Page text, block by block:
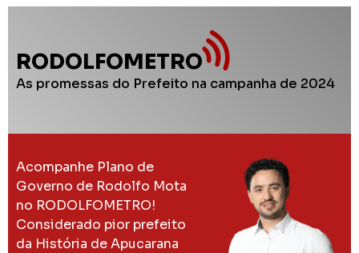
RODOLFOMETRO
As promessas do Prefeito na campanha de 2024
Acompanhe Plano de
Governo de Rodolfo Mota
no RODOLFOMETRO!
Considerado pior prefeito
da História de Apucarana